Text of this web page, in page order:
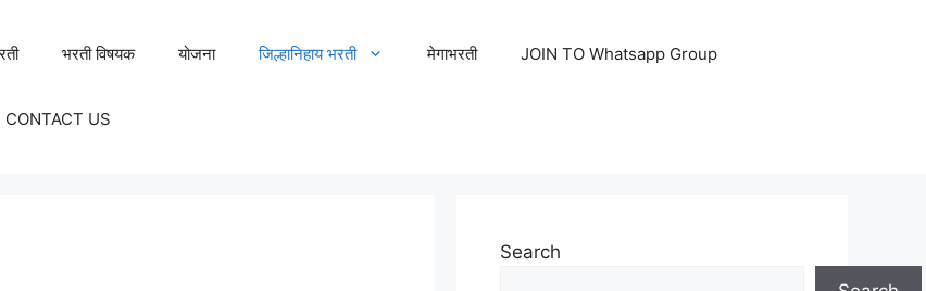
भरती विषयक योजना जिल्हानिहाय भरती मेगाभरती JOIN TO Whatsapp Group
CONTACT US
Search